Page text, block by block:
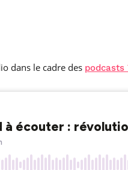
dans le cadre des podcasts